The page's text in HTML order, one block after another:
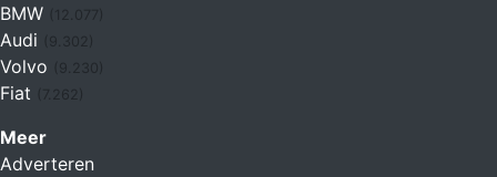
BMW
Audi
Volvo
Fiat (7.262)
Meer
Adverteren